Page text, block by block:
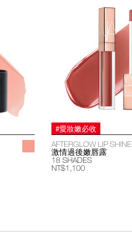
#愛妝嫩必收
AFTERGLOW LIP SHINE
激情過後嫩唇露
18 SHADES
NT$1,100